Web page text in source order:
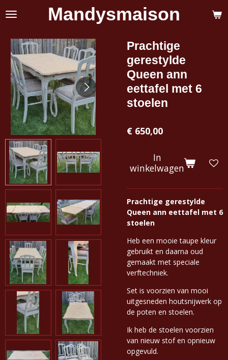
Ga
direct
de
hoofdinhoud
Mandysmaison
Prachtige
gerestylde
Queen ann
eettafel met 6
stoelen
€ 650,00
In
winkelwagen
Prachtige gerestylde
Queen ann eettafel met 6
stoelen
Heb een mooie taupe kleur
gebruikt en daarna oud
gemaakt met speciale
verftechniek.
Set is voorzien van mooi
uitgesneden houtsnijwerk op
de poten en stoelen.
Ik heb de stoelen voorzien
van nieuw stof en opnieuw
opgevuld.